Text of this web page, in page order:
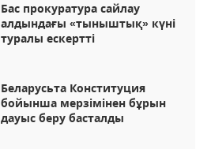
Бас прокуратура сайлау
алдындағы «тыныштық» күні
туралы ескертті
Беларусьта Конституция
бойынша мерзімінен бұрын
дауыс беру басталды